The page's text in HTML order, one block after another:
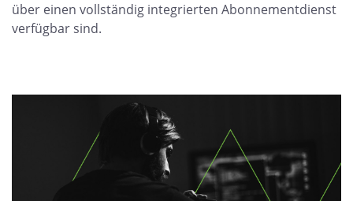
über einen vollständig integrierten Abonnementdienst
verfügbar sind.